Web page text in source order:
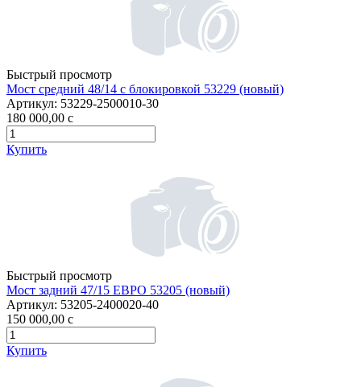
Быстрый просмотр
Мост средний 48/14 с блокировкой 53229 (новый)
Артикул: 53229-2500010-30
180 000,00 c
Купить
Быстрый просмотр
Мост задний 47/15 ЕВРО 53205 (новый)
Артикул: 53205-2400020-40
150 000,00 c
Купить